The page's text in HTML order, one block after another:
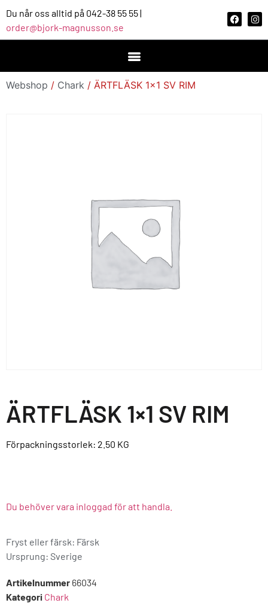
Du når oss alltid på 042-38 55 55 |
order@bjork-magnusson.se
Webshop / Chark / ÄRTFLÄSK 1×1 SV RIM
ÄRTFLÄSK 1×1 SV RIM
Förpackningsstorlek: 2.50 KG
Du behöver vara inloggad för att handla.
Fryst eller färsk: Färsk
Ursprung: Sverige
Artikelnummer 66034
Kategori Chark